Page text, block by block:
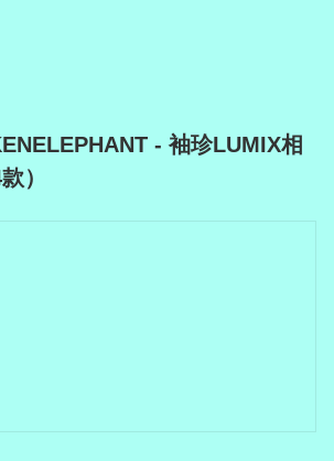
- 袖珍LUMIX相
）